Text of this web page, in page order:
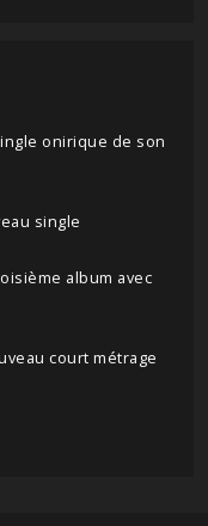
onirique de son
single
album avec
court métrage